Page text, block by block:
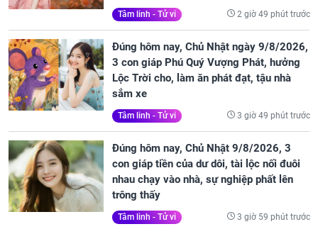
Tâm linh - Tử vi 2 giờ 49 phút trước
Đúng hôm nay, Chủ Nhật ngày 9/8/2026,
3 con giáp Phú Quý Vượng Phát, hưởng
Lộc Trời cho, làm ăn phát đạt, tậu nhà
sắm xe
Tâm linh - Tử vi 3 giờ 49 phút trước
Đúng hôm nay, Chủ Nhật 9/8/2026, 3
con giáp tiền của dư dôi, tài lộc nối đuôi
nhau chạy vào nhà, sự nghiệp phất lên
trông thấy
Tâm linh - Tử vi 3 giờ 59 phút trước